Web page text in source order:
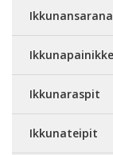
Ikkunaraspit
Ikkunateipit